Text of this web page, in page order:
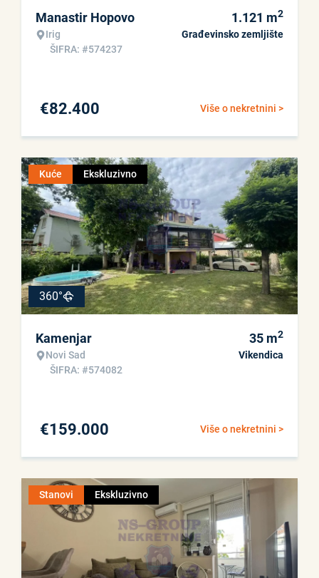
Manastir Hopovo
Irig
ŠIFRA: #574237
1.121 m2
Građevinsko zemljište
Više o nekretnini >
€82.400
Kuće Ekskluzivno
360°
Kamenjar
Novi Sad
ŠIFRA: #574082
35 m2
Vikendica
Više o nekretnini >
€159.000
Stanovi Ekskluzivno